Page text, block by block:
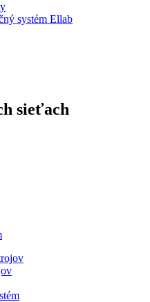
systém Ellab
sieťach